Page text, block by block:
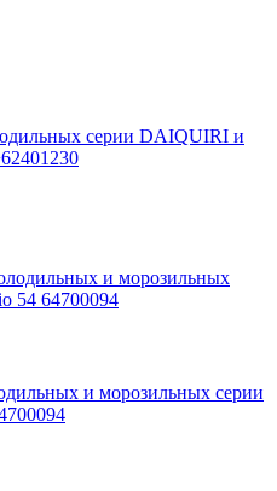
серии DAIQUIRI и
и морозильных серии